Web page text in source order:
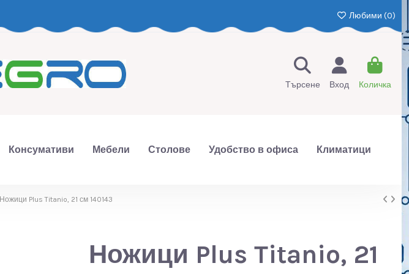
Любими (0)
Търсене Вход Количка
Консумативи Мебели Столове Удобство в офиса Климатици
Ножици Plus Titanio, 21 см 140143
Ножици Plus Titanio, 21